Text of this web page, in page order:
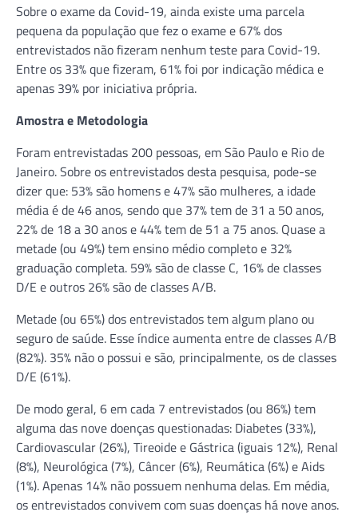
Sobre o exame da Covid-19, ainda existe uma parcela
pequena da população que fez o exame e 67% dos
entrevistados não fizeram nenhum teste para Covid-19.
Entre os 33% que fizeram, 61% foi por indicação médica e
apenas 39% por iniciativa própria.
Amostra e Metodologia
Foram entrevistadas 200 pessoas, em São Paulo e Rio de
Janeiro. Sobre os entrevistados desta pesquisa, pode-se
dizer que: 53% são homens e 47% são mulheres, a idade
média é de 46 anos, sendo que 37% tem de 31 a 50 anos,
22% de 18 a 30 anos e 44% tem de 51 a 75 anos. Quase a
metade (ou 49%) tem ensino médio completo e 32%
graduação completa. 59% são de classe C, 16% de classes
D/E e outros 26% são de classes A/B.
Metade (ou 65%) dos entrevistados tem algum plano ou
seguro de saúde. Esse índice aumenta entre de classes A/B
(82%). 35% não o possui e são, principalmente, os de classes
D/E (61%).
De modo geral, 6 em cada 7 entrevistados (ou 86%) tem
alguma das nove doenças questionadas: Diabetes (33%),
Cardiovascular (26%), Tireoide e Gástrica (iguais 12%), Renal
(8%), Neurológica (7%), Câncer (6%), Reumática (6%) e Aids
(1%). Apenas 14% não possuem nenhuma delas. Em média,
os entrevistados convivem com suas doenças há nove anos.